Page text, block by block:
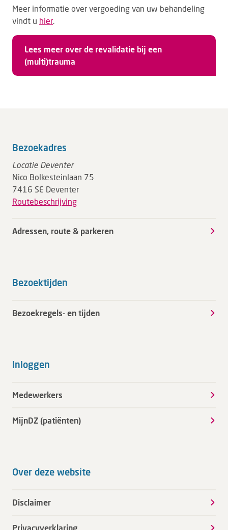
Meer informatie over vergoeding van uw behandeling
vindt u hier.
Lees meer over de revalidatie bij een
(multi)trauma
Bezoekadres
Locatie Deventer
Nico Bolkesteinlaan 75
7416 SE Deventer
Routebeschrijving
Adressen, route & parkeren
Bezoektijden
Bezoekregels- en tijden
Inloggen
Medewerkers
MijnDZ (patiënten)
Over deze website
Disclaimer
Privacyverklaring